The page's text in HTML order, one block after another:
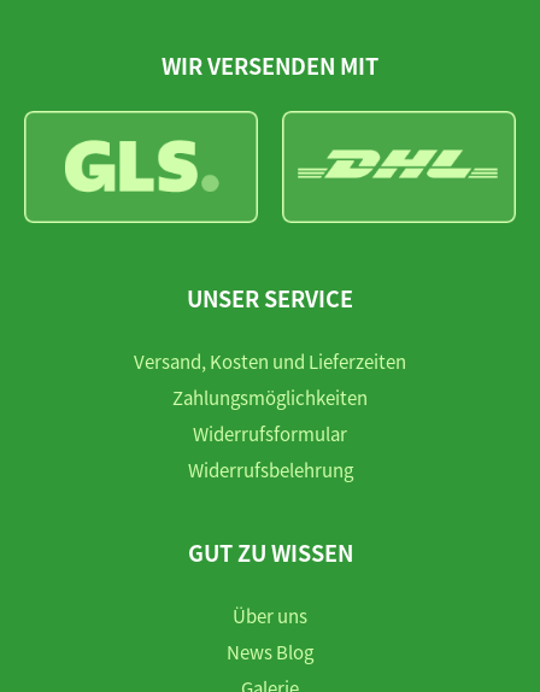
WIR VERSENDEN MIT
UNSER SERVICE
Versand, Kosten und Lieferzeiten
Zahlungsmöglichkeiten
Widerrufsformular
Widerrufsbelehrung
GUT ZU WISSEN
Über uns
News Blog